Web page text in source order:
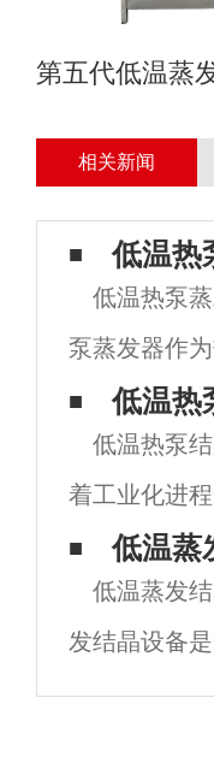
第五代低温蒸
相关新闻
低温热
低温热泵
泵蒸发器作
要的作用。
生蒸汽或者
面将详细介
低温热
低温热泵
着工业化进
出。传统的
简单的处理
而，随着科
器作为
低温蒸
低温蒸发
发结晶设备
其主要作用